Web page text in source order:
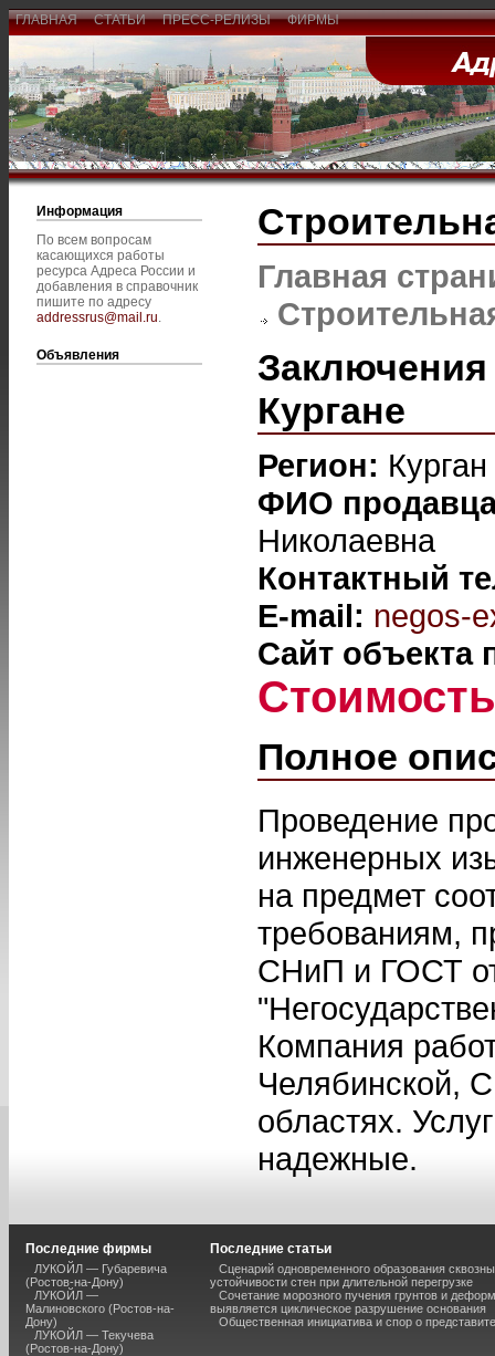
ГЛАВНАЯ СТАТЬИ ПРЕСС-РЕЛИЗЫ ФИРМЫ
Информация
По всем вопросам
касающихся работы
ресурса Адреса России и
добавления в справочник
пишите по адресу
addressrus@mail.ru.
Объявления
Главная
Заключения
Кургане
Регион: Курган
ФИО
Николаевна
Контактный
E-mail: negos-
Сайт объекта
Полное
Проведение
инженерных
на предмет
требованиям,
СНиП и ГОСТ
Компания
Челябинской,
областях.
надежные.
Последние фирмы
ЛУКОЙЛ — Губаревича
(Ростов-на-Дону)
ЛУКОЙЛ —
Малиновского (Ростов-на-
Дону)
ЛУКОЙЛ — Текучева
(Ростов-на-Дону)
Последние статьи
Сценарий одновременного образования
устойчивости стен при длительной перегрузке
Сочетание морозного пучения грунтов и
выявляется циклическое разрушение основания
Общественная инициатива и спор о